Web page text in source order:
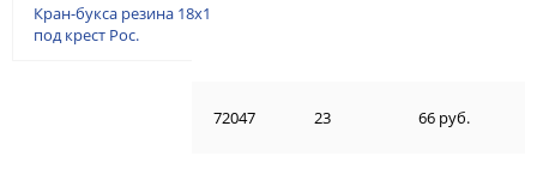
Кран-букса резина 18х1
под крест Рос.
72047 23 66 руб.